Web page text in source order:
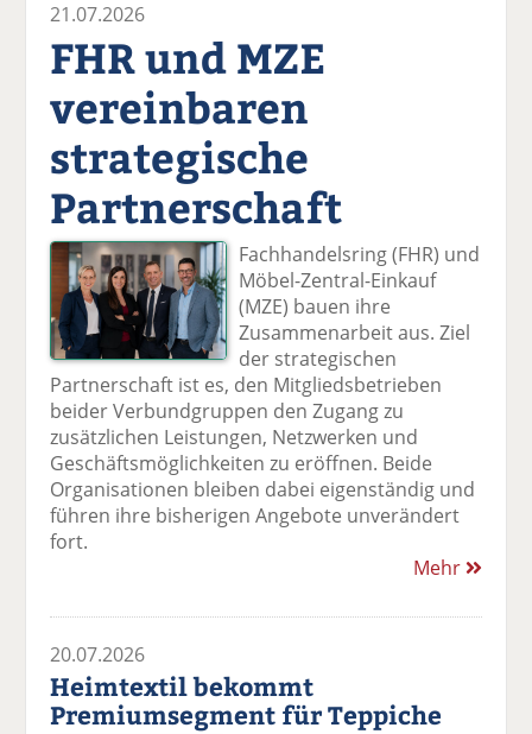
21.07.2026
FHR und MZE
vereinbaren
strategische
Partnerschaft
Fachhandelsring (FHR) und
Möbel-Zentral-Einkauf
(MZE) bauen ihre
Zusammenarbeit aus. Ziel
der strategischen
Partnerschaft ist es, den Mitgliedsbetrieben
beider Verbundgruppen den Zugang zu
zusätzlichen Leistungen, Netzwerken und
Geschäftsmöglichkeiten zu eröffnen. Beide
Organisationen bleiben dabei eigenständig und
führen ihre bisherigen Angebote unverändert
fort.
Mehr
20.07.2026
Heimtextil bekommt
Premiumsegment für Teppiche